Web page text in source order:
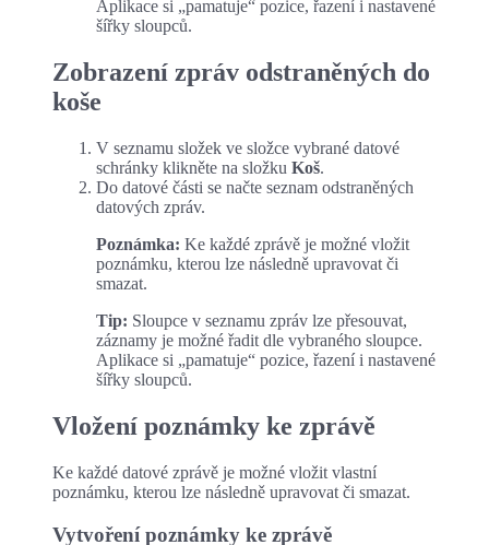
Aplikace si „pamatuje“ pozice, řazení i nastavené
šířky sloupců.
Zobrazení zpráv odstraněných do
koše
V seznamu složek ve složce vybrané datové
schránky klikněte na složku Koš.
Do datové části se načte seznam odstraněných
datových zpráv.
Poznámka: Ke každé zprávě je možné vložit
poznámku, kterou lze následně upravovat či
smazat.
Tip: Sloupce v seznamu zpráv lze přesouvat,
záznamy je možné řadit dle vybraného sloupce.
Aplikace si „pamatuje“ pozice, řazení i nastavené
šířky sloupců.
Vložení poznámky ke zprávě
Ke každé datové zprávě je možné vložit vlastní
poznámku, kterou lze následně upravovat či smazat.
Vytvoření poznámky ke zprávě